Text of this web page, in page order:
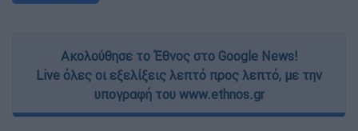
Ακολούθησε το Έθνος στο Google News!
Live όλες οι εξελίξεις λεπτό προς λεπτό, με την
υπογραφή του www.ethnos.gr